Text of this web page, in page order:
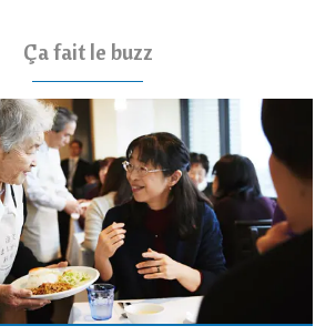
Ça fait le buzz